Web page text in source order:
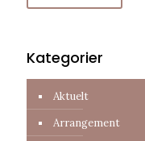
Kategorier
Aktuelt
Arrangement